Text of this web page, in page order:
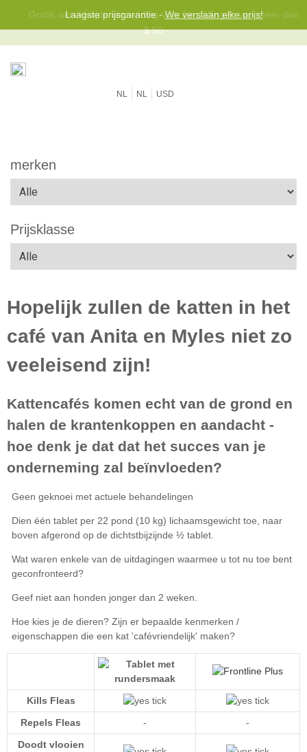
Laagste prijsgarantie -We verslaan elke prijs!
Gratis wereldwijde verzending voor bestellingen van meer dan
$ 50
NL NL USD
merken
Prijsklasse
Kills Fleas
Repels Fleas
-
-
Doodt vlooien